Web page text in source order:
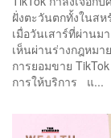
ฝั่งตะวันตกทั้งในส
เมื่อวันเสาร์ที่ผ่านม
เห็นผ่านร่างกฎหมา
การยอมขาย
การให้บริการ แ...